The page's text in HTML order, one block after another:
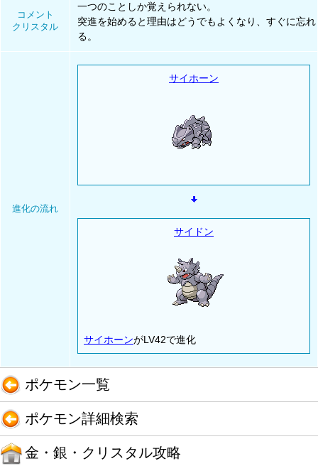
コメント
クリスタル
一つのことしか覚えられない。
突進を始めると理由はどうでもよくなり、すぐに忘れ
る。
進化の流れ
サイホーン
サイドン
サイホーンがLV42で進化
ポケモン一覧
ポケモン詳細検索
金・銀・クリスタル攻略